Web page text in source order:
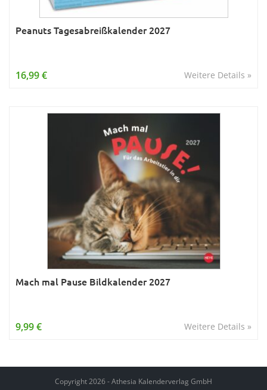
Peanuts Tagesabreißkalender 2027
Weitere Details »
16,99 €
Mach mal Pause Bildkalender 2027
Weitere Details »
9,99 €
Copyright 2026 - Athesia Kalenderverlag GmbH